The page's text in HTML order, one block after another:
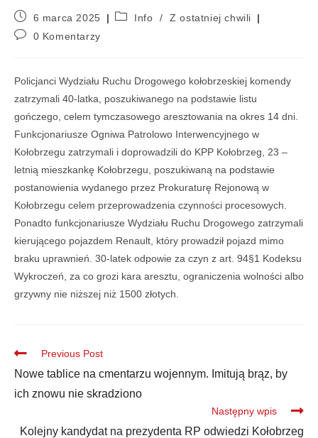
6 marca 2025 Info /
Z ostatniej chwili
0 Komentarzy
Policjanci Wydziału Ruchu Drogowego kołobrzeskiej komendy
zatrzymali 40-latka, poszukiwanego na podstawie listu
gończego, celem tymczasowego aresztowania na okres 14 dni.
Funkcjonariusze Ogniwa Patrolowo Interwencyjnego w
Kołobrzegu zatrzymali i doprowadzili do KPP Kołobrzeg, 23 –
letnią mieszkankę Kołobrzegu, poszukiwaną na podstawie
postanowienia wydanego przez Prokuraturę Rejonową w
Kołobrzegu celem przeprowadzenia czynności procesowych.
Ponadto funkcjonariusze Wydziału Ruchu Drogowego zatrzymali
kierującego pojazdem Renault, który prowadził pojazd mimo
braku uprawnień. 30-latek odpowie za czyn z art. 94§1 Kodeksu
Wykroczeń, za co grozi kara aresztu, ograniczenia wolności albo
grzywny nie niższej niż 1500 złotych.
Previous Post
Nowe tablice na cmentarzu wojennym. Imitują brąz, by
ich znowu nie skradziono
Następny wpis
Kolejny kandydat na prezydenta RP odwiedzi Kołobrzeg